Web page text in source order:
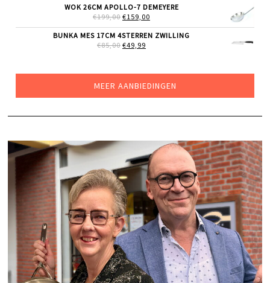
WAS:
€43,99.
IS:
€34,99.
WOK 26CM APOLLO-7 DEMEYERE
€199,00 OORSPRONKELIJKE
WAS:
€199,00.
€159,00
IS:
BUNKA MES 17CM 4STERREN ZWILLING
€85,00 OORSPRONKELIJKE
€49,99
MEER AANBIEDINGEN